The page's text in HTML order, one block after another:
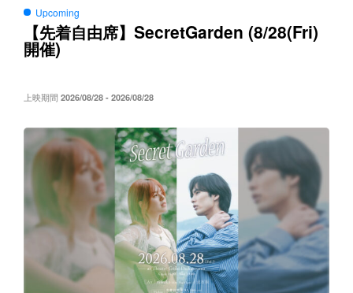
Upcoming
【先着自由席】 SecretGarden (8/28(Fri)
開催)
上映期間 2026/08/28 - 2026/08/28